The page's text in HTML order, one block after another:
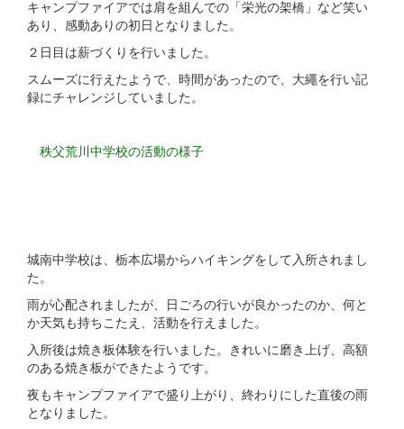
キャンプファイアでは肩を組んでの「栄光の架橋」など笑い
あり、感動ありの初日となりました。
２日目は薪づくりを行いました。
スムーズに行えたようで、時間があったので、大繩を行い記
録にチャレンジしていました。
秩父荒川中学校の活動の様子
城南中学校は、栃本広場からハイキングをして入所されまし
た。
雨が心配されましたが、日ごろの行いが良かったのか、何と
か天気も持ちこたえ、活動を行えました。
入所後は焼き板体験を行いました。きれいに磨き上げ、高額
のある焼き板ができたようです。
夜もキャンプファイアで盛り上がり、終わりにした直後の雨
となりました。